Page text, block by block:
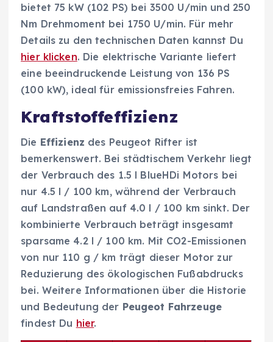
bietet 75 kW (102 PS) bei 3500 U/min und 250
Nm Drehmoment bei 1750 U/min. Für mehr
Details zu den technischen Daten kannst Du
hier klicken. Die elektrische Variante liefert
eine beeindruckende Leistung von 136 PS
(100 kW), ideal für emissionsfreies Fahren.
Kraftstoffeffizienz
Die Effizienz des Peugeot Rifter ist
bemerkenswert. Bei städtischem Verkehr liegt
der Verbrauch des 1.5 l BlueHDi Motors bei
nur 4.5 l / 100 km, während der Verbrauch
auf Landstraßen auf 4.0 l / 100 km sinkt. Der
kombinierte Verbrauch beträgt insgesamt
sparsame 4.2 l / 100 km. Mit CO2-Emissionen
von nur 110 g / km trägt dieser Motor zur
Reduzierung des ökologischen Fußabdrucks
bei. Weitere Informationen über die Historie
und Bedeutung der Peugeot Fahrzeuge
findest Du hier.